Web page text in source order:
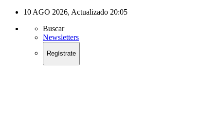
10 AGO 2026, Actualizado 20:05
Buscar
Newsletters
Regístrate